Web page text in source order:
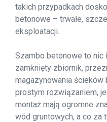
takich przypadkach
betonowe – trwałe,
eksploatacji.
Szambo betonowe to nic
zamknięty zbiornik,
magazynowania ścieków
prostym rozwiązaniem,
montaż mają ogromne
wód gruntowych, a co